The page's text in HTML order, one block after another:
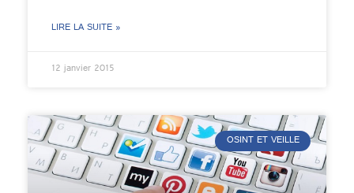
LIRE LA SUITE »
12 janvier 2015
OSINT ET VEILLE